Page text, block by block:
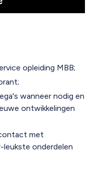
opleiding MBB;
wanneer nodig en
ontwikkelingen
met
leukste onderdelen